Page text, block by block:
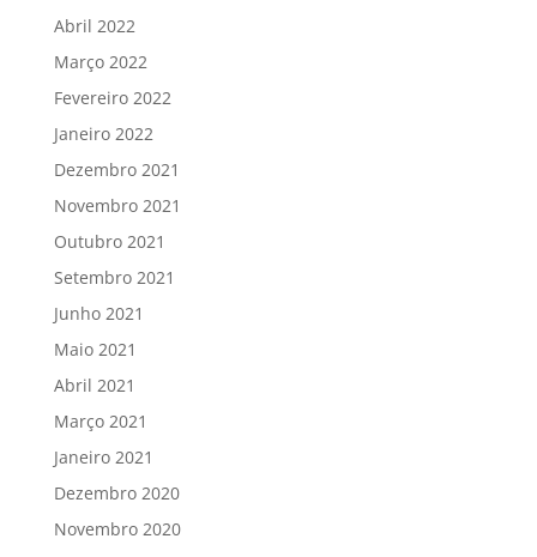
Abril 2022
Março 2022
Fevereiro 2022
Janeiro 2022
Dezembro 2021
Novembro 2021
Outubro 2021
Setembro 2021
Junho 2021
Maio 2021
Abril 2021
Março 2021
Janeiro 2021
Dezembro 2020
Novembro 2020